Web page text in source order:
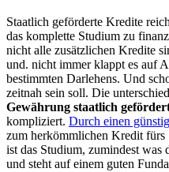
Staatlich geförderte Kredite
das komplette Studium zu
nicht alle zusätzlichen Kredite
und. nicht immer klappt es auf
bestimmten Darlehens. Und
zeitnah sein soll. Die
Gewährung staatlich
kompliziert. Durch einen
zum herkömmlichen Kredit
ist das Studium, zumindest was
und steht auf einem guten